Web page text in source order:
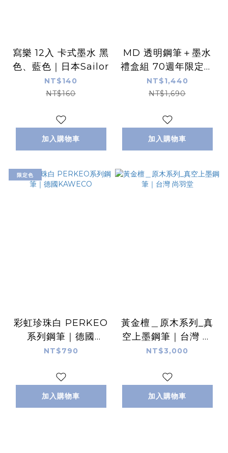
寫樂 12入 卡式墨水 黑
色、藍色｜日本Sailor
NT$140
NT$160
加入購物車
MD 透明鋼筆＋墨水
禮盒組 70週年限定｜
日本MIDORI
NT$1,440
NT$1,690
加入購物車
限定色
彩虹珍珠白 PERKEO
系列鋼筆｜德國
KAWECO
NT$790
加入購物車
黃金檀＿原木系列_真
空上墨鋼筆｜台灣 尚
羽堂
NT$3,000
加入購物車